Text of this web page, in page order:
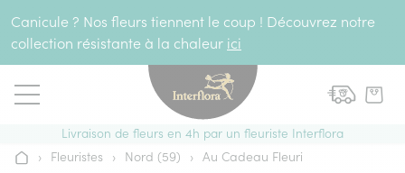
Canicule ? Nos fleurs tiennent le coup ! Découvrez notre
collection résistante à la chaleur ici
Livraison de fleurs en 4h par un fleuriste Interflora
Accueil
› Fleuristes › Nord (59) › Au Cadeau Fleuri